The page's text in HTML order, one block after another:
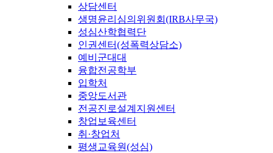
상담센터
생명윤리심의위원회(IRB사무국)
성심산학협력단
인권센터(성폭력상담소)
예비군대대
융합전공학부
입학처
중앙도서관
전공진로설계지원센터
창업보육센터
취·창업처
평생교육원(성심)